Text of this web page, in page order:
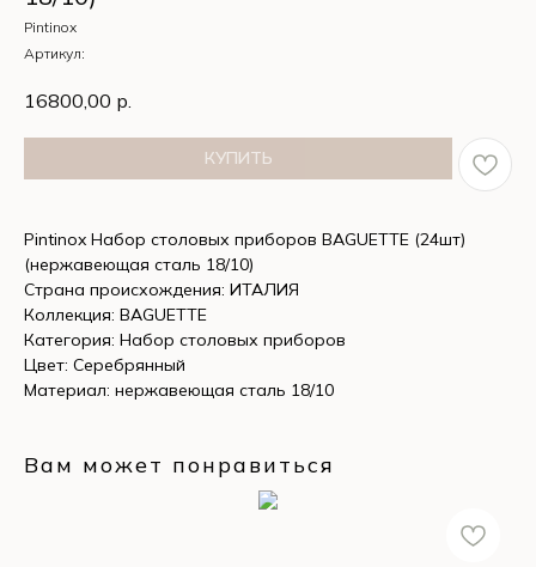
Pintinox
Артикул:
16800,00 р.
КУПИТЬ
Pintinox Набор столовых приборов BAGUETTE (24шт)
(нержавеющая сталь 18/10)
Страна происхождения: ИТАЛИЯ
Коллекция: BAGUETTE
Категория: Набор столовых приборов
Цвет: Серебрянный
Материал: нержавеющая сталь 18/10
Вам может понравиться